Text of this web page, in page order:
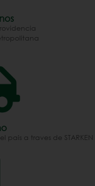
pais a traves de STARKEN